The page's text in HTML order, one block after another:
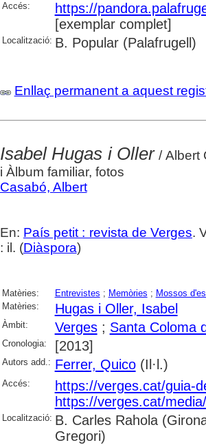
Accés:
https://
[exemplar complet]
Localització: B. Popular (Palafrugell)
Enllaç permanent a aquest
Isabel Hugas i Oller/ Albert
i Àlbum familiar, fotos
Casabó, Albert
En: País petit : revista de Verges.
: il. (Diàspora)
Matèries: Entrevistes ; Memòries ; Mossos
Matèries:
Hugas i Oller, Isabel
Àmbit: Verges; Santa Coloma
Cronologia: [2013]
Autors add.: Ferrer, Quico(Il·l.)
Accés:
https://verges.cat/guia-
https://verges.cat/
Localització: B. Carles Rahola
Gregori)